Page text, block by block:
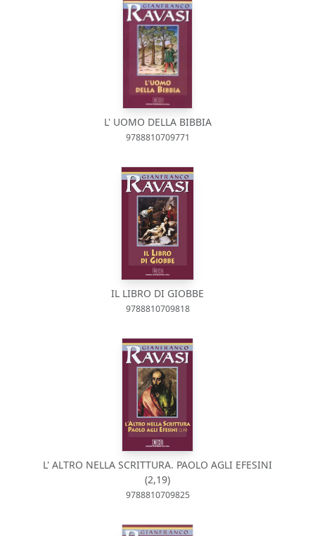
L' UOMO DELLA BIBBIA
9788810709771
IL LIBRO DI GIOBBE
9788810709818
L' ALTRO NELLA SCRITTURA. PAOLO AGLI EFESINI
(2,19)
9788810709825